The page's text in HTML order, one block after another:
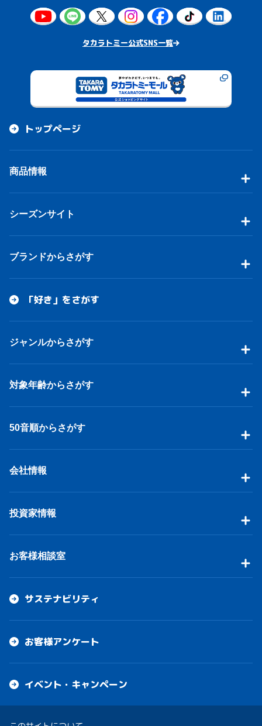
タカラトミー公式SNS一覧
トップページ
商品情報
シーズンサイト
ブランドからさがす
「好き」をさがす
ジャンルからさがす
対象年齢からさがす
50音順からさがす
会社情報
投資家情報
お客様相談室
サステナビリティ
お客様アンケート
イベント・キャンペーン